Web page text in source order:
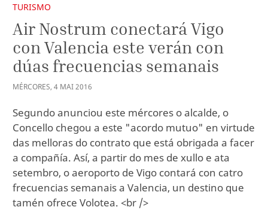
TURISMO
Air Nostrum conectará Vigo
con Valencia este verán con
dúas frecuencias semanais
MÉRCORES, 4 MAI2016
Segundo anunciou este mércores o alcalde, o
Concello chegou a este "acordo mutuo" en virtude
das melloras do contrato que está obrigada a facer
a compañía. Así, a partir do mes de xullo e ata
setembro, o aeroporto de Vigo contará con catro
frecuencias semanais a Valencia, un destino que
tamén ofrece Volotea. <br />